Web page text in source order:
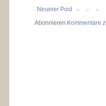
Neuerer Post
Abonnieren Kommentare